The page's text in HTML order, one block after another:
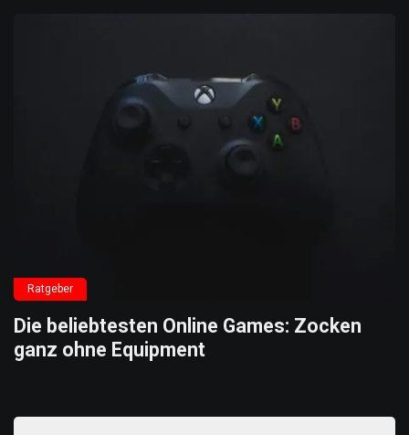
Ratgeber
Die beliebtesten Online Games: Zocken
ganz ohne Equipment